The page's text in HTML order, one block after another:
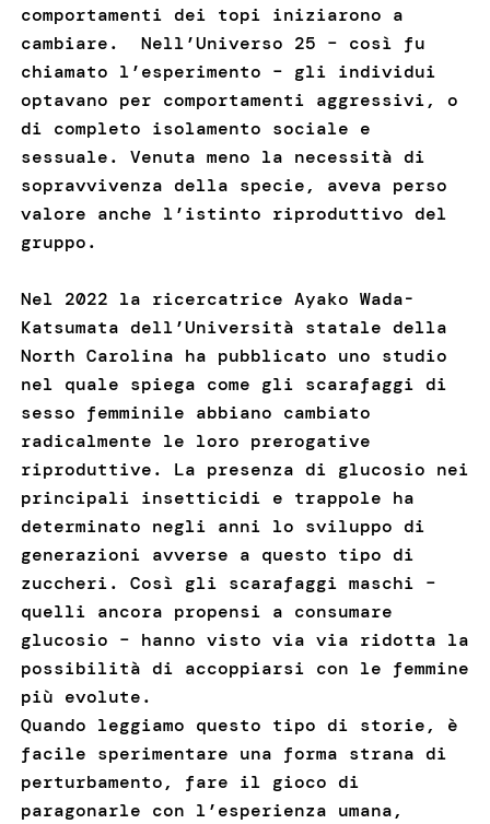
comportamenti dei topi iniziarono a
cambiare. Nell’Universo 25 – così fu
chiamato l’esperimento – gli individui
optavano per comportamenti aggressivi, o
di completo isolamento sociale e
sessuale. Venuta meno la necessità di
sopravvivenza della specie, aveva perso
valore anche l’istinto riproduttivo del
gruppo.
Nel 2022 la ricercatrice Ayako Wada-
Katsumata dell’Università statale della
North Carolina ha pubblicato uno studio
nel quale spiega come gli scarafaggi di
sesso femminile abbiano cambiato
radicalmente le loro prerogative
riproduttive. La presenza di glucosio nei
principali insetticidi e trappole ha
determinato negli anni lo sviluppo di
generazioni avverse a questo tipo di
zuccheri. Così gli scarafaggi maschi –
quelli ancora propensi a consumare
glucosio – hanno visto via via ridotta la
possibilità di accoppiarsi con le femmine
più evolute.
Quando leggiamo questo tipo di storie, è
facile sperimentare una forma strana di
perturbamento, fare il gioco di
paragonarle con l’esperienza umana,